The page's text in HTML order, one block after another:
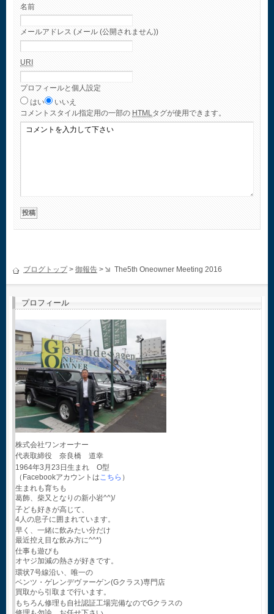
名前
メールアドレス (メール (公開されません))
URI
プロフィールと個人設定
はい
いいえ
コメント スタイル指定用の一部の HTMLタグが使用できます。
ブログトップ> 御報告 > The5th Oneowner Meeting 2016
プロフィール
株式会社ワンオーナー
代表取締役 奈良橋 道幸
1964年3月23日生まれ O型
（Facebookアカウントはこちら ）
生まれも育ちも
葛飾、柴又となりの新小岩^^)/
子ども好きが高じて、
4人の息子に囲まれています。
早く、一緒に飲みたい分だけ
最近控え目な飲み方に^^*)
仕事も遊びも
オヤジ加減の熱さが好きです。
環状7号線沿い、唯一の
ベンツ・ゲレンデヴァーゲン(Gクラス)専門店
買取から引取まで行います。
もちろん修理も自社認証工場完備なのでGクラスの